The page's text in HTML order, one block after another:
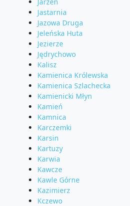
Jastarnia
Jazowa Druga
Jeleńska Huta
Jezierze
Jędrychowo
Kalisz
Kamienica Królewska
Kamienica Szlachecka
Kamienicki Młyn
Kamień
Kamnica
Karczemki
Karsin
Kartuzy
Karwia
Kawcze
Kawle Górne
Kazimierz
Kczewo